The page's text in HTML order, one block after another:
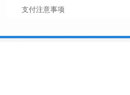
支付注意事项